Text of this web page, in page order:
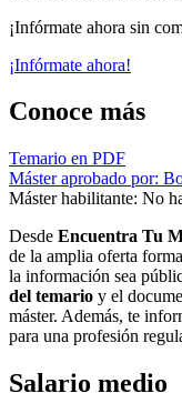
¡Infórmate ahora sin
¡Infórmate ahora!
Conoce más
Temario en PDF
Máster aprobado por:
Máster habilitante: No
Desde Encuentra Tu
de la amplia oferta
la información sea
del temario y el
máster. Además, te
para una profesión
Salario medio